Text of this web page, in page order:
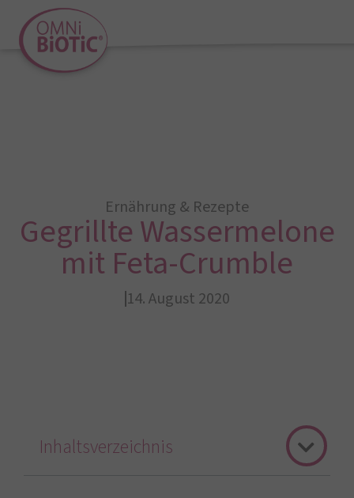
Ernährung & Rezepte
Gegrillte Wassermelone
mit Feta-Crumble
14. August 2020
Inhaltsverzeichnis